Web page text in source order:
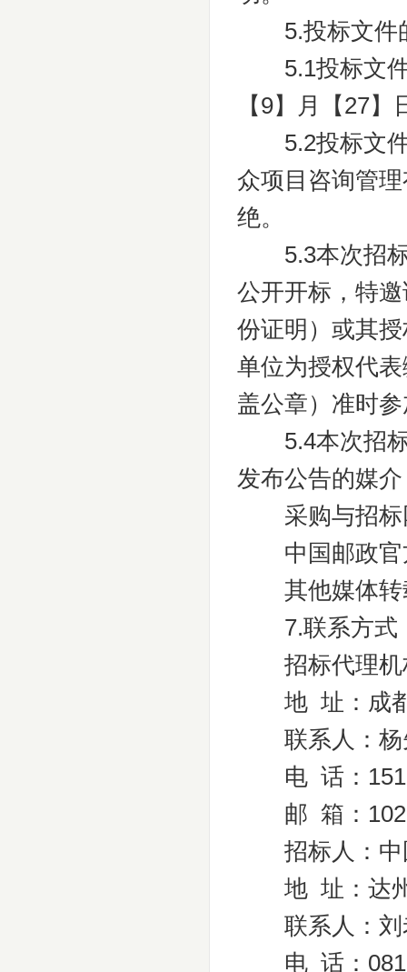
5.投标文件
5.1投标文件
【9】月【27
5.2投标文件
众项目咨询管
绝。
5.3本次招标
公开开标，特
份证明）或其
单位为授权代
盖公章）准时
5.4本次招标
发布公告的媒介
采购与招标
中国邮政官
其他媒体转
7.联系方式
招标代理机
地 址：成都
联系人：杨
电 话：
邮 箱：
招标人：中
地 址：达州
联系人：刘
电 话：